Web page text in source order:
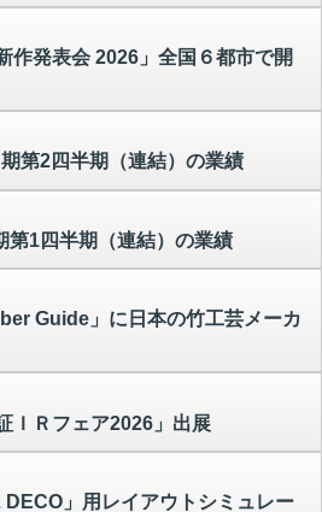
発表会 2026」全国６都市で開
第2四半期（連結）の業績
1四半期（連結）の業績
Guide」に日本の竹工芸メーカ
Ｒフェア2026」出展
」用レイアウトシミュレー